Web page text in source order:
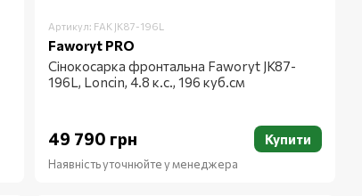
Артикул: FAK JK87-196L
Faworyt PRO
Сінокосарка фронтальна Faworyt JK87-
196L, Loncin, 4.8 к.с., 196 куб.см
49 790 грн Купити
Наявність уточнюйте у менеджера